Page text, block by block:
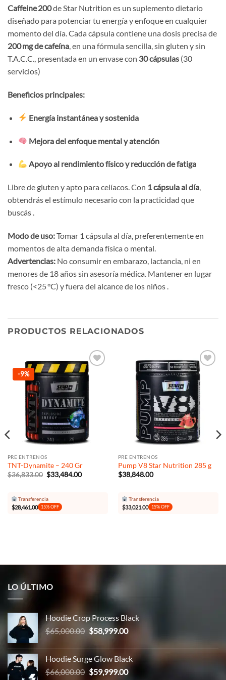
Caffeine 200de Star Nutrition es un suplemento dietario
diseñado para potenciar tu energía y enfoque en cualquier
momento del día. Cada cápsula contiene una dosis precisa de
200 mg de cafeína, en una fórmula sencilla, sin gluten y sin
T.A.C.C., presentada en un envase con 30 cápsulas (30
servicios)
Beneficios principales:
Energía instantánea y sostenida
Mejora del enfoque mental y atención
Apoyo al rendimiento físico y reducción de fatiga
Libre de gluten y apto para celíacos. Con 1 cápsula al día,
obtendrás el estímulo necesario con la practicidad que
buscás.
Modo de uso:Tomar 1 cápsula al día, preferentemente en
momentos de alta demanda física o mental.
Advertencias: No consumir en embarazo, lactancia, ni en
menores de 18 años sin asesoría médica. Mantener en lugar
fresco (<25 °C) y fuera del alcance de los niños .
PRODUCTOS RELACIONADOS
-9%
Añadir
PRE ENTRENOS
TNT-Dynamite – 240 Gr
$36,833.00 El
precio
$36,833.00.
$33,484.00El
Transferencia
$28,461.00 15% OFF
Añadir
a la
lista de
deseos
PRE ENTRENOS
Pump V8 Star Nutrition 285 g
$38,848.00
Transferencia
$33,021.00 15% OFF
LO ÚLTIMO
Hoodie Crop Process Black
$65,000.00 El
original
era:
$65,000.00.
$58,999.00El
actual
es:
$58,999.00.
Hoodie Surge Glow Black
$66,000.00 El
$59,999.00El